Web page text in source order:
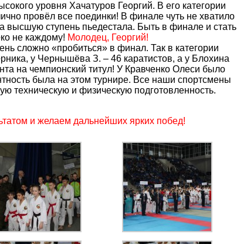
уровня Хачатуров Георгий. В его категории
провёл все поединки! В финале чуть не хватило
высшую ступень пьедестала. Быть в финале и стать
не каждому! Молодец, Георгий!
сложно «пробиться» в финал. Так в категории
у Чернышёва З. – 46 каратистов, а у Блохина
на чемпионский титул! У Кравченко Олеси было
была на этом турнире. Все наши спортсмены
техническую и физическую подготовленность.
и желаем дальнейших ярких побед!